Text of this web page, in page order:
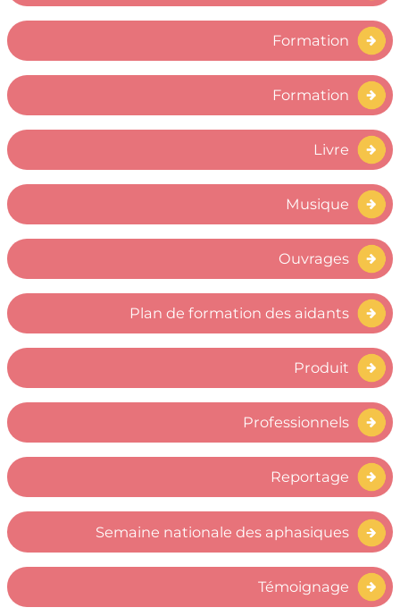
Formation
Formation
Livre
Musique
Ouvrages
Plan de formation des aidants
Produit
Professionnels
Reportage
Semaine nationale des aphasiques
Témoignage